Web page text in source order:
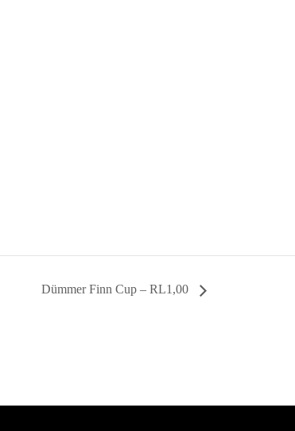
Dümmer Finn Cup – RL1,00